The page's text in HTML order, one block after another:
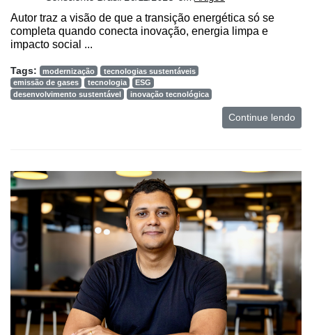
Autor traz a visão de que a transição energética só se
completa quando conecta inovação, energia limpa e
impacto social ...
Tags: modernização
tecnologias sustentáveis
emissão de gases
tecnologia
ESG
desenvolvimento sustentável
inovação tecnológica
Continue lendo